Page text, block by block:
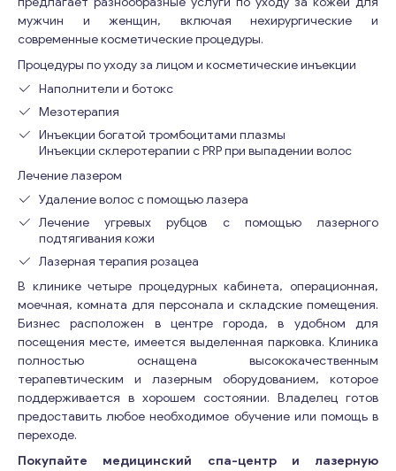
мужчин и женщин, включая нехирургические и
современные косметические процедуры.
Процедуры по уходу за лицом и косметические инъекции
Наполнители и ботокс
Мезотерапия
Инъекции богатой тромбоцитами плазмы
Инъекции склеротерапии с PRP при выпадении волос
Лечение лазером
Удаление волос с помощью лазера
Лечение угревых рубцов с помощью лазерного
подтягивания кожи
Лазерная терапия розацеа
В клинике четыре процедурных кабинета, операционная,
моечная, комната для персонала и складские помещения.
Бизнес расположен в центре города, в удобном для
посещения месте, имеется выделенная парковка. Клиника
полностью оснащена высококачественным
терапевтическим и лазерным оборудованием, которое
поддерживается в хорошем состоянии. Владелец готов
предоставить любое необходимое обучение или помощь в
переходе.
Покупайте медицинский спа-центр и лазерную